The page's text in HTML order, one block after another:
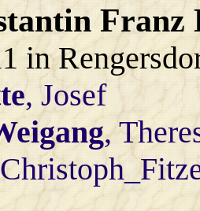
Franz
in
, Josef
,